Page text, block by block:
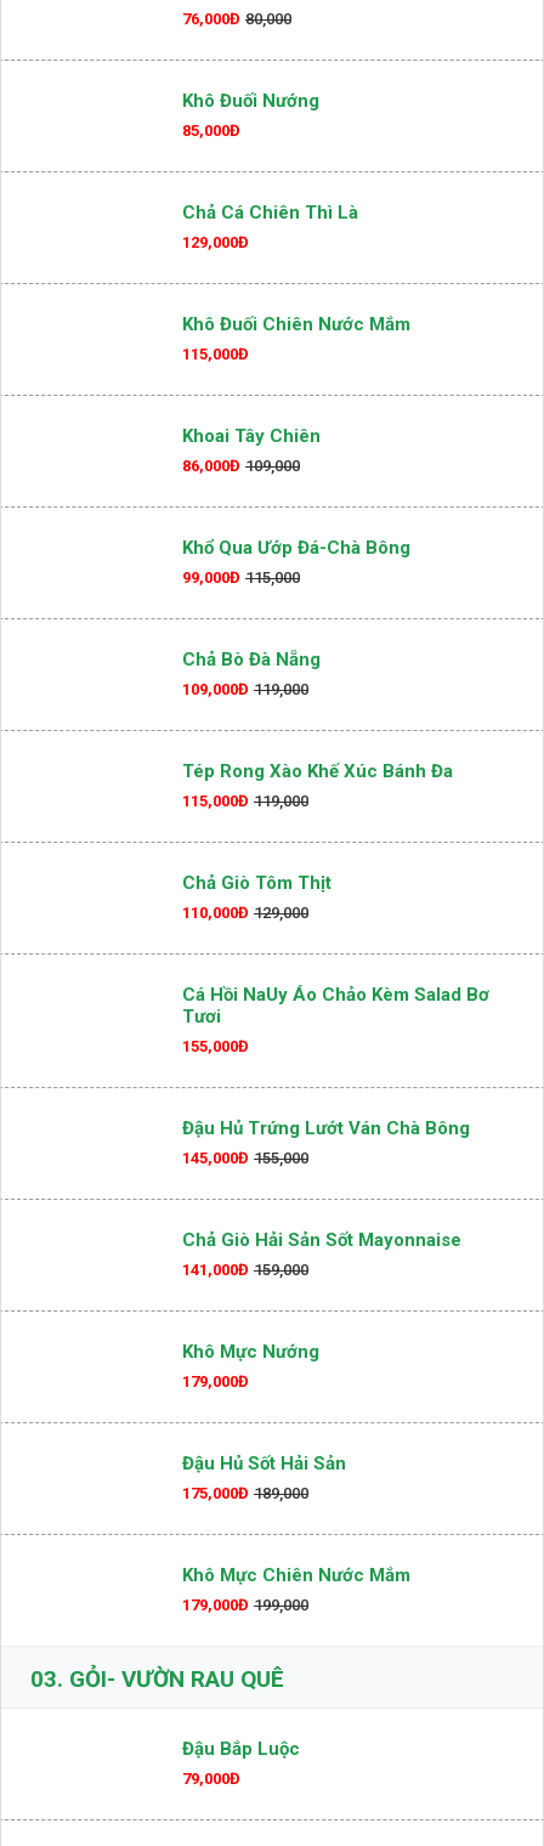
Đậu Hủ Chiên Sả
76,000Đ 80,000
Khô Đuối Nướng
85,000Đ
Chả Cá Chiên Thì Là
129,000Đ
Khô Đuối Chiên Nước Mắm
115,000Đ
Khoai Tây Chiên
86,000Đ 109,000
Khổ Qua Ướp Đá-Chà Bông
99,000Đ 115,000
Chả Bò Đà Nẵng
109,000Đ 119,000
Tép Rong Xào Khế Xúc Bánh Đa
115,000Đ 119,000
Chả Giò Tôm Thịt
110,000Đ 129,000
Tươi
155,000Đ
Đậu Hủ Trứng Lướt Ván Chà Bông
145,000Đ 155,000
Chả Giò Hải Sản Sốt Mayonnaise
141,000Đ 159,000
Khô Mực Nướng
179,000Đ
Đậu Hủ Sốt Hải Sản
175,000Đ 189,000
179,000Đ 199,000
GỎI- VƯỜN RAU QUÊ
Đậu Bắp Luộc